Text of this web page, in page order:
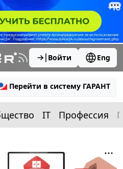
Войти Eng
Перейти в систему ГАРАНТ
IT Профессия